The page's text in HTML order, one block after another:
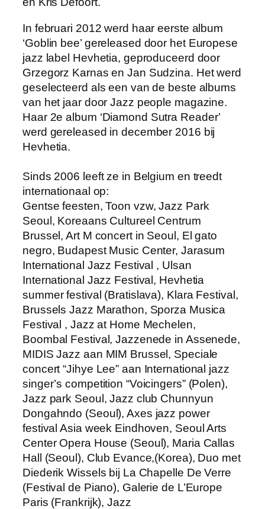
In februari 2012 werd haar eerste album
‘Goblin bee’ gereleased door het Europese
jazz label Hevhetia, geproduceerd door
Grzegorz Karnas en Jan Sudzina. Het werd
geselecteerd als een van de beste albums
van het jaar door Jazz people magazine.
Haar 2e album ‘Diamond Sutra Reader’
werd gereleased in december 2016 bij
Hevhetia.
Sinds 2006 leeft ze in Belgium en treedt
internationaal op:
Gentse feesten, Toon vzw, Jazz Park
Seoul, Koreaans Cultureel Centrum
Brussel, Art M concert in Seoul, El gato
negro, Budapest Music Center, Jarasum
International Jazz Festival , Ulsan
International Jazz Festival, Hevhetia
summer festival (Bratislava), Klara Festival,
Brussels Jazz Marathon, Sporza Musica
Festival , Jazz at Home Mechelen,
Boombal Festival, Jazzenede in Assenede,
MIDIS Jazz aan MIM Brussel, Speciale
concert “Jihye Lee” aan International jazz
singer’s competition “Voicingers” (Polen),
Jazz park Seoul, Jazz club Chunnyun
Dongahndo (Seoul), Axes jazz power
festival Asia week Eindhoven, Seoul Arts
Center Opera House (Seoul), Maria Callas
Hall (Seoul), Club Evance,(Korea), Duo met
Diederik Wissels bij La Chapelle De Verre
(Festival de Piano), Galerie de L’Europe
Paris (Frankrijk), Jazz